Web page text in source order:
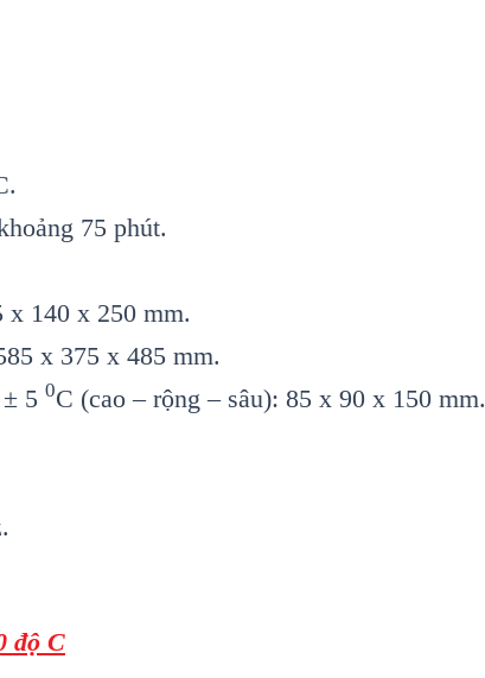
75 phút.
140 x 250 mm.
x 375 x 485 mm.
5 0C (cao – rộng – sâu): 85 x 90 x 150 mm.
độ C